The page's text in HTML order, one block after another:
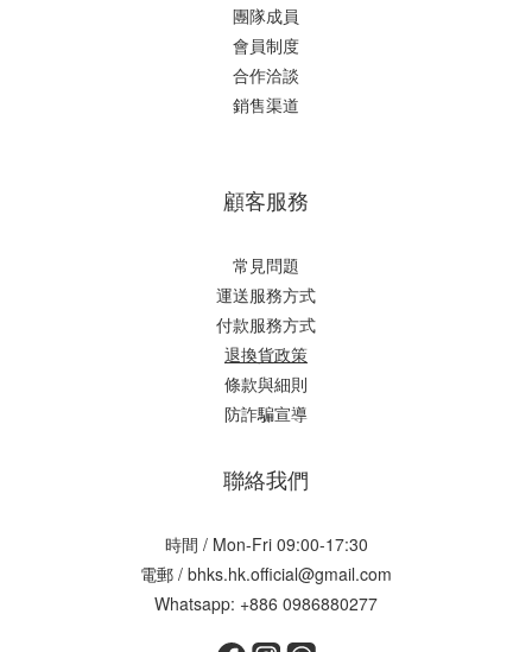
團隊成員
會員制度
合作洽談
銷售渠道
顧客服務
常見問題
運送服務方式
付款服務方式
退換貨政策
條款與細則
防詐騙宣導
聯絡我們
時間 / Mon-Fri 09:00-17:30
電郵 / bhks.hk.official@gmail.com
Whatsapp: +886 0986880277